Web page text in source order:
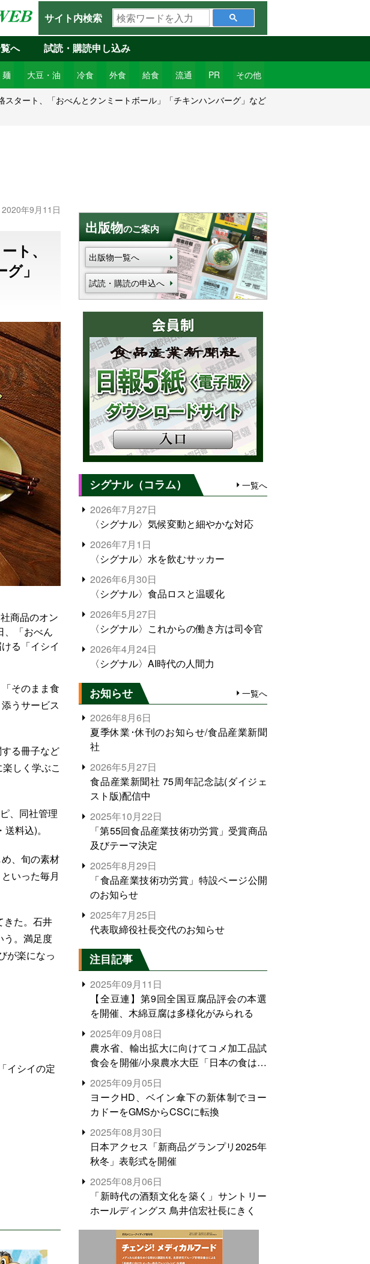
サイト内検索
検
索
ワ
ー
ド
を
入
麺 大豆・油 冷食 外食 給食 流通 PR その他
へ 試読・購読申し込み
タート、「おべんとクンミートボール」「チキンハンバーグ」など
2020年9月11日
ト、
」
商品のオン
、「おべん
る「イシイ
そのまま食
うサービス
る冊子など
しく学ぶこ
、同社管理
料込)。
、旬の素材
いった毎月
きた。石井
う。満足度
が楽になっ
イシイの定
出版物のご案内
出版物一覧へ
試読・購読の申込へ
シグナル（コラム） 一覧へ
2026年7月27日
〈シグナル〉気候変動と細やかな対応
2026年7月1日
〈シグナル〉水を飲むサッカー
2026年6月30日
〈シグナル〉食品ロスと温暖化
2026年5月27日
〈シグナル〉これからの働き方は司令官
2026年4月24日
〈シグナル〉AI時代の人間力
お知らせ 一覧へ
2026年8月6日
夏季休業･休刊のお知らせ/食品産業新聞
社
2026年5月27日
食品産業新聞社 75周年記念誌(ダイジェ
スト版)配信中
2025年10月22日
「第55回食品産業技術功労賞」受賞商品
及びテーマ決定
2025年8月29日
「食品産業技術功労賞」特設ページ公開
のお知らせ
2025年7月25日
代表取締役社長交代のお知らせ
注目記事
2025年09月11日
【全豆連】第9回全国豆腐品評会の本選
を開催、木綿豆腐は多様化がみられる
2025年09月08日
農水省、輸出拡大に向けてコメ加工品試
食会を開催/小泉農水大臣「日本の食は世
界でトップをとれる。米増産に向けて、
米輸出需要の拡大を」
2025年09月05日
ヨークHD、ベイン傘下の新体制でヨー
カドーをGMSからCSCに転換
2025年08月30日
日本アクセス「新商品グランプリ2025年
秋冬」表彰式を開催
2025年08月06日
「新時代の酒類文化を築く」サントリー
ホールディングス 鳥井信宏社長にきく